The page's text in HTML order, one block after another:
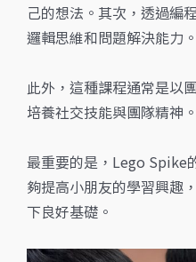
己的想法。其次，透過編
邏輯思維和問題解決能力。
此外，這種課程通常是以
培養社交技能與團隊精神。
最重要的是，Lego Spike
夠提高小朋友的學習興趣
下良好基礎。